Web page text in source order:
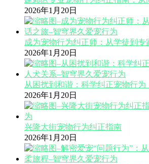
2026年1月20日
成为宠物行为纠正师：从学徒到专
2026年1月20日
从困扰到和谐：科学纠正宠物行
2026年1月20日
兴隆大街宠物行为纠正指南
2026年1月20日